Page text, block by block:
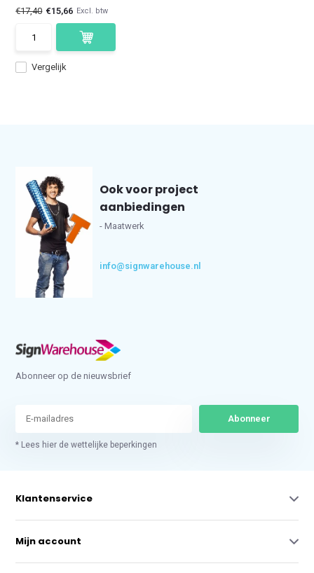
Vergelijk
€17,40 €15,66 Excl. btw
Ook voor project
aanbiedingen
- Maatwerk
info@signwarehouse.nl
Abonneer op de nieuwsbrief
Abonneer
* Lees hier de wettelijke beperkingen
Klantenservice
Mijn account